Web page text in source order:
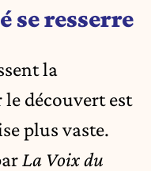
se resserre
la
découvert est
plus vaste.
La Voix du